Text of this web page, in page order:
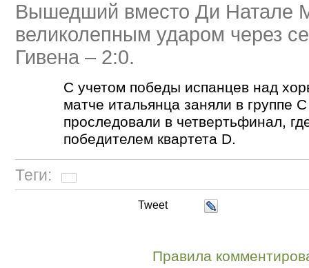
Вышедший вместо Ди Натале
великолепным ударом через
Гивена – 2:0.
С учетом победы испанцев над
матче итальянца заняли в группе
проследовали в четвертьфинал,
победителем квартета D.
Теги:
Tweet
Правила